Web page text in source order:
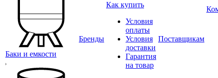
Баки и емкости
Бренды
Как купить
Условия
оплаты
Условия
доставки
Гарантия
на товар
Поставщикам